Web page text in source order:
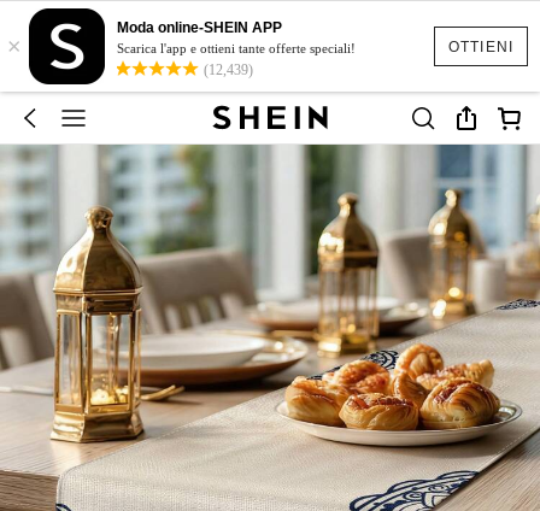
OTTIENI
×
Moda online-SHEIN APP
Scarica l'app e ottieni tante offerte speciali!
(12,439)